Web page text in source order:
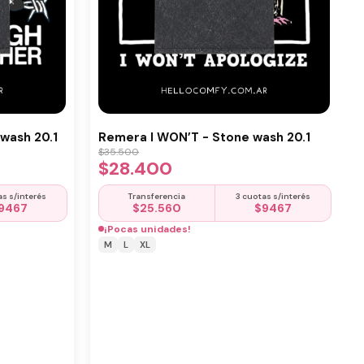
20.1
s/interés
Remera I WON’T - Stone wash 20.1
$35.500
$28.400
Transferencia
$25.560
3 cuotas s/interés
$9467
¡Pocas unidades!
M L XL